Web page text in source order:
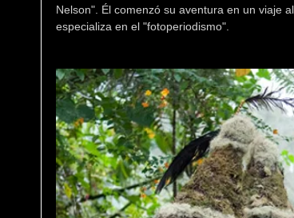
Nelson". Él comenzó su aventura en un viaje
especializa en el "fotoperiodismo".